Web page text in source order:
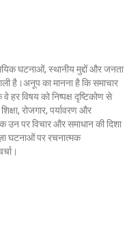
घटनाओं, स्थानीय मुद्दों और जनता
है।अनूप का मानना है कि समाचार
विषय को निष्पक्ष दृष्टिकोण से
रोजगार, पर्यावरण और
पर विचार और समाधान की दिशा
घटनाओं पर रचनात्मक